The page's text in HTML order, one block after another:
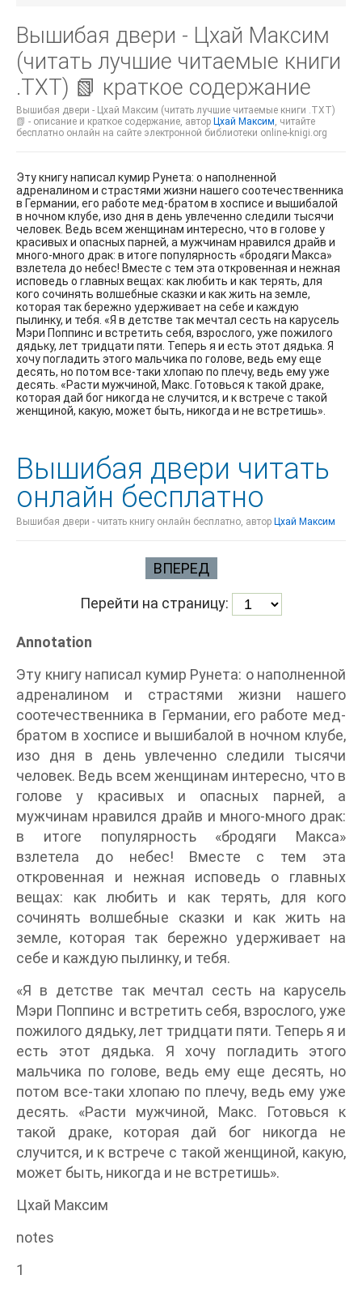
Вышибая двери - Цхай Максим
(читать лучшие читаемые книги
.TXT) 📗 краткое содержание
Вышибая двери - Цхай Максим (читать лучшие читаемые книги .TXT)
📗 - описание и краткое содержание, автор Цхай Максим, читайте
бесплатно онлайн на сайте электронной библиотеки online-knigi.org
Эту книгу написал кумир Рунета: о наполненной
адреналином и страстями жизни нашего соотечественника
в Германии, его работе мед-братом в хосписе и вышибалой
в ночном клубе, изо дня в день увлеченно следили тысячи
человек. Ведь всем женщинам интересно, что в голове у
красивых и опасных парней, а мужчинам нравился драйв и
много-много драк: в итоге популярность «бродяги Макса»
взлетела до небес! Вместе с тем эта откровенная и нежная
исповедь о главных вещах: как любить и как терять, для
кого сочинять волшебные сказки и как жить на земле,
которая так бережно удерживает на себе и каждую
пылинку, и тебя. «Я в детстве так мечтал сесть на карусель
Мэри Поппинс и встретить себя, взрослого, уже пожилого
дядьку, лет тридцати пяти. Теперь я и есть этот дядька. Я
хочу погладить этого мальчика по голове, ведь ему еще
десять, но потом все-таки хлопаю по плечу, ведь ему уже
десять. «Расти мужчиной, Макс. Готовься к такой драке,
которая дай бог никогда не случится, и к встрече с такой
женщиной, какую, может быть, никогда и не встретишь».
Вышибая двери читать
онлайн бесплатно
Вышибая двери - читать книгу онлайн бесплатно, автор Цхай Максим
ВПЕРЕД
Перейти на страницу:
Annotation
Эту книгу написал кумир Рунета: о наполненной
адреналином и страстями жизни нашего
соотечественника в Германии, его работе мед-
братом в хосписе и вышибалой в ночном клубе,
изо дня в день увлеченно следили тысячи
человек. Ведь всем женщинам интересно, что в
голове у красивых и опасных парней, а
мужчинам нравился драйв и много-много драк:
в итоге популярность «бродяги Макса»
взлетела до небес! Вместе с тем эта
откровенная и нежная исповедь о главных
вещах: как любить и как терять, для кого
сочинять волшебные сказки и как жить на
земле, которая так бережно удерживает на
себе и каждую пылинку, и тебя.
«Я в детстве так мечтал сесть на карусель
Мэри Поппинс и встретить себя, взрослого, уже
пожилого дядьку, лет тридцати пяти. Теперь я и
есть этот дядька. Я хочу погладить этого
мальчика по голове, ведь ему еще десять, но
потом все-таки хлопаю по плечу, ведь ему уже
десять. «Расти мужчиной, Макс. Готовься к
такой драке, которая дай бог никогда не
случится, и к встрече с такой женщиной, какую,
может быть, никогда и не встретишь».
Цхай Максим
notes
1